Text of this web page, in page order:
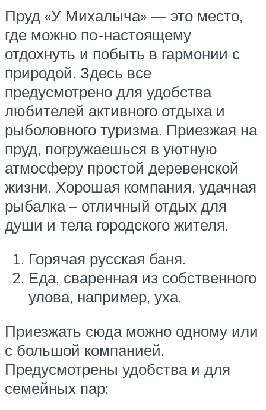
Пруд «У Михалыча» — это место,
где можно по-настоящему
отдохнуть и побыть в гармонии с
природой. Здесь все
предусмотрено для удобства
любителей активного отдыха и
рыболовного туризма. Приезжая на
пруд, погружаешься в уютную
атмосферу простой деревенской
жизни. Хорошая компания, удачная
рыбалка – отличный отдых для
души и тела городского жителя.
Горячая русская баня.
Еда, сваренная из собственного
улова, например, уха.
Приезжать сюда можно одному или
с большой компанией.
Предусмотрены удобства и для
семейных пар: